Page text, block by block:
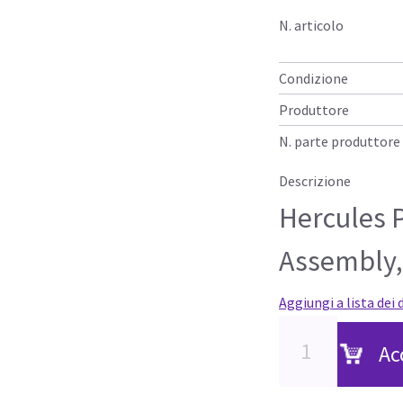
N. articolo
Condizione
Produttore
N. parte produttore
Descrizione
Hercules
Aggiungi a lista dei